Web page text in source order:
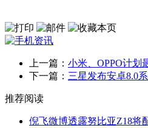
上一篇： 小米、OPPO计划
下一篇： 三星发布安卓8.0
推荐阅读
倪飞微博透露努比亚Z18将